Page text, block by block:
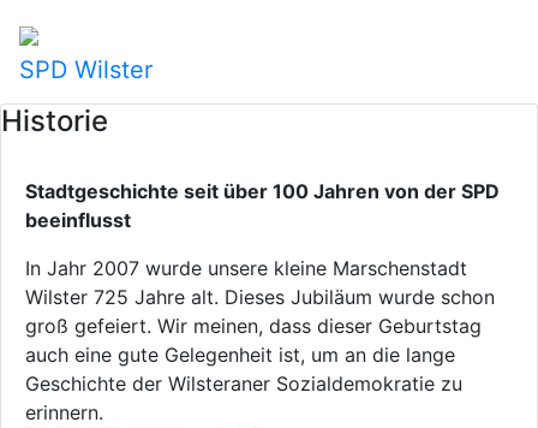
SPD Wilster
Historie
Stadtgeschichte seit über 100 Jahren von der SPD
beeinflusst
In Jahr 2007 wurde unsere kleine Marschenstadt
Wilster 725 Jahre alt. Dieses Jubiläum wurde schon
groß gefeiert. Wir meinen, dass dieser Geburtstag
auch eine gute Gelegenheit ist, um an die lange
Geschichte der Wilsteraner Sozialdemokratie zu
erinnern.